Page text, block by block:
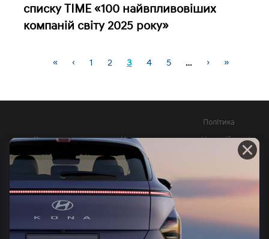
списку TIME «100 найвпливовіших
компаній світу 2025 року»
« ‹ 1 2 3 4 5 … › »
Контакти Новини
Політика
конфіденційності
Юридична
інформація
Довідник офіційних
витрат палива та
викидів СО2